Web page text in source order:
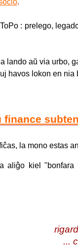
: prelego,
lando aŭ via urbo,
havos lokon en nia
finance
la mono estas
aliĝo kiel "bonfara
...